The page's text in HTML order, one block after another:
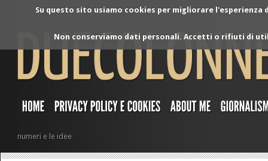
Su questo sito usiamo cookies per migliorare
Non conserviamo dati personali. Accetti o rifiuti di
numeri e le idee